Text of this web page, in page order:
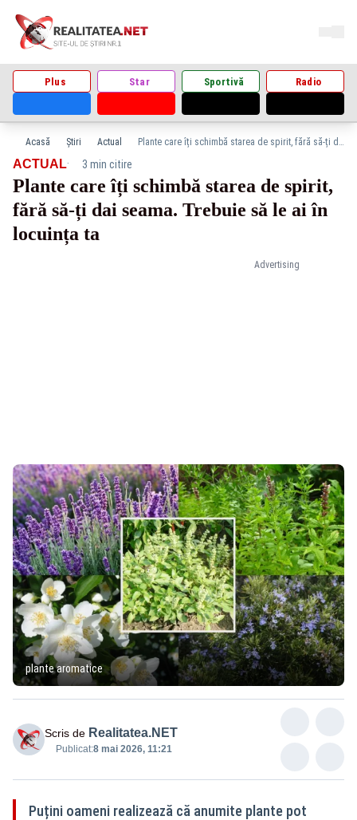
Plus Star Sportivă Radio
Acasă Știri Actual Plante care îți schimbă starea de spirit, fără să-ți dai seama. Trebuie să le ai în locuința ta
Advertising
ACTUAL· 3 min citire
Plante care îți schimbă starea de spirit,
fără să-ți dai seama. Trebuie să le ai în
locuința ta
plante aromatice
Scris de Realitatea.NET
Publicat:8 mai 2026, 11:21
Puțini oameni realizează că anumite plante pot